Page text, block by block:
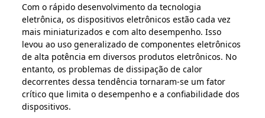
Com o rápido desenvolvimento da tecnologia
eletrônica, os dispositivos eletrônicos estão cada vez
mais miniaturizados e com alto desempenho. Isso
levou ao uso generalizado de componentes eletrônicos
de alta potência em diversos produtos eletrônicos. No
entanto, os problemas de dissipação de calor
decorrentes dessa tendência tornaram-se um fator
crítico que limita o desempenho e a confiabilidade dos
dispositivos.